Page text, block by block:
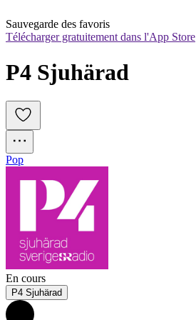
Sauvegarde des favoris
Télécharger gratuitement dans l'App Store
P4 Sjuhärad
Pop
En cours
P4 Sjuhärad